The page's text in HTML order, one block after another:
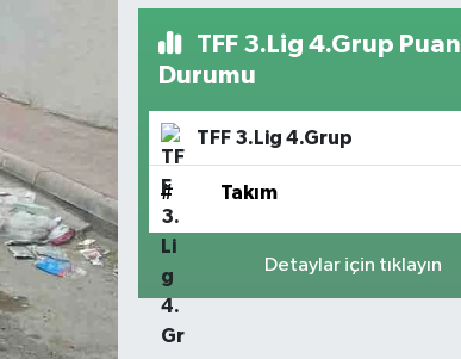
TFF 3.Lig 4.Grup Puan
Durumu
TFF 3.Lig 4.Grup
# Takım
Detaylar için tıklayın